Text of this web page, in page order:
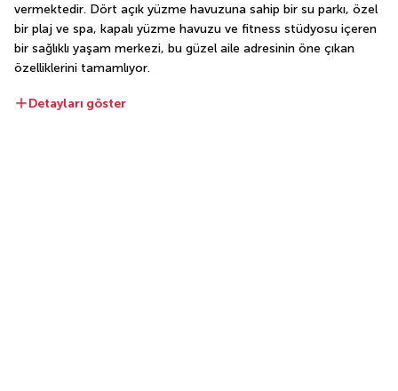
vermektedir. Dört açık yüzme havuzuna sahip bir su parkı, özel
bir plaj ve spa, kapalı yüzme havuzu ve fitness stüdyosu içeren
bir sağlıklı yaşam merkezi, bu güzel aile adresinin öne çıkan
özelliklerini tamamlıyor.
Detayları göster